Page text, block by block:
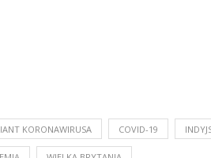
KORONAWIRUSA COVID-19